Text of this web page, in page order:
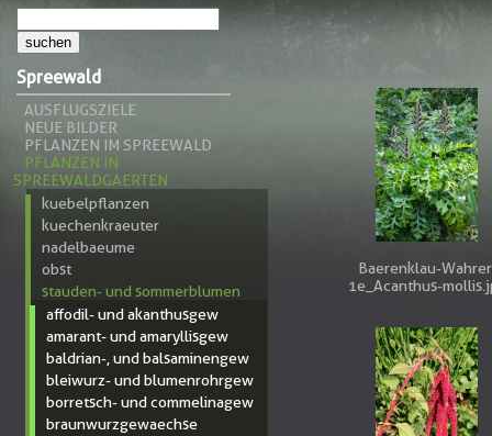
Spreewald
AUSFLUGSZIELE
NEUE BILDER
PFLANZEN IM SPREEWALD
PFLANZEN IN
SPREEWALDGAERTEN
kuebelpflanzen
kuechenkraeuter
nadelbaeume
obst
stauden- und sommerblumen
affodil- und akanthusgew
amarant- und amaryllisgew
baldrian-, und balsaminengew
bleiwurz- und blumenrohrgew
borretsch- und commelinagew
braunwurzgewaechse
Baerenklau-
1e_Acanthus-